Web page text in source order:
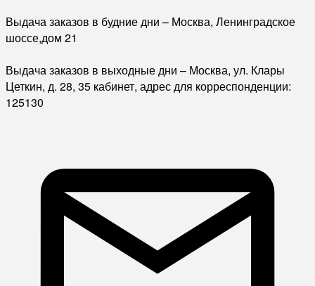
Выдача заказов в будние дни – Москва, Ленинградское
шоссе,дом 21
Выдача заказов в выходные дни – Москва, ул. Клары
Цеткин, д. 28, 35 кабинет, адрес для корреспонденции:
125130